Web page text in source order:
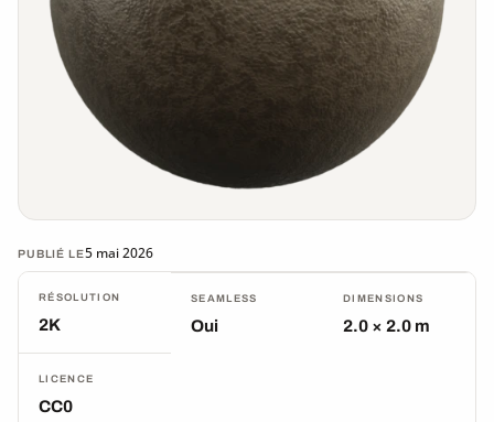
PUBLIÉ LE5 mai 2026
RÉSOLUTION
2K
SEAMLESS
Oui
DIMENSIONS
2.0 × 2.0 m
LICENCE
CC0